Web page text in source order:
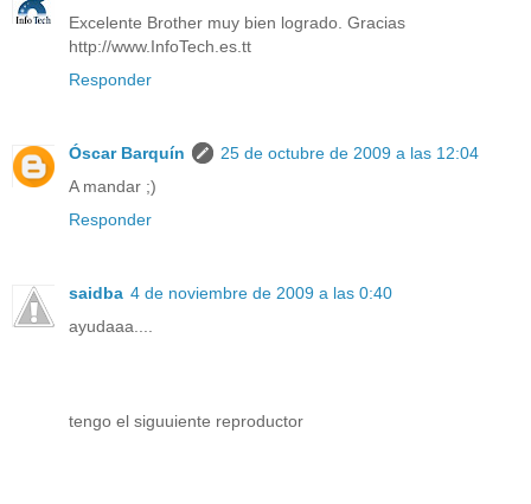
Excelente Brother muy bien logrado. Gracias
http://www.InfoTech.es.tt
Responder
Óscar Barquín
25 de octubre de 2009 a las 12:04
A mandar ;)
Responder
saidba 4 de noviembre de 2009 a las 0:40
ayudaaa....
tengo el siguuiente reproductor